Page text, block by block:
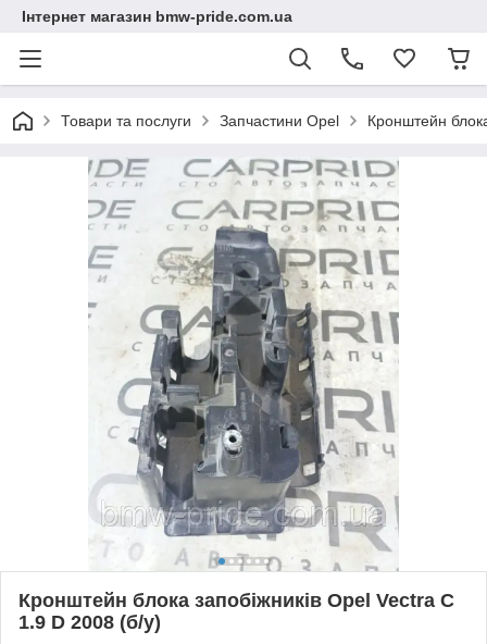
Інтернет магазин bmw-pride.com.ua
Товари та послуги Запчастини Opel Кронштейн
Кронштейн блока запобіжників Opel Vectra C
1.9 D 2008 (б/у)